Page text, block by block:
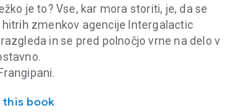
je to? Vse, kar mora storiti, je, da se
zmenkov agencije Intergalactic
in se pred polnočjo vrne na delo v
kdajkoli želel. Če mu je usoda namenila
this book